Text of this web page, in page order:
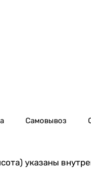
Самовывоз
указаны